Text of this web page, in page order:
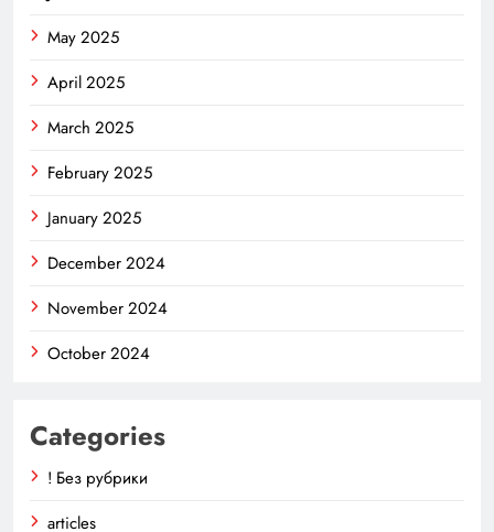
May 2025
April 2025
March 2025
February 2025
January 2025
December 2024
November 2024
October 2024
Categories
! Без рубрики
articles